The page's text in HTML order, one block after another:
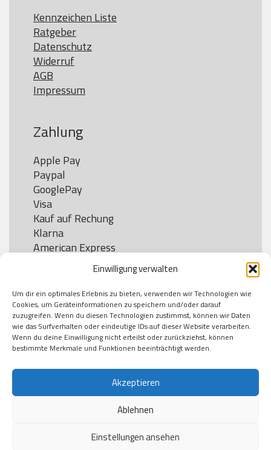
Einwilligung verwalten
Um dir ein optimales Erlebnis zu bieten, verwenden wir Technologien wie
Cookies, um Geräteinformationen zu speichern und/oder darauf
zuzugreifen. Wenn du diesen Technologien zustimmst, können wir Daten
wie das Surfverhalten oder eindeutige IDs auf dieser Website verarbeiten.
Wenn du deine Einwilligung nicht erteilst oder zurückziehst, können
bestimmte Merkmale und Funktionen beeinträchtigt werden.
Akzeptieren
Ablehnen
Einstellungen ansehen
Kennzeichen Liste
Ratgeber
Datenschutz
Widerruf
AGB
Impressum
Zahlung
Apple Pay
Paypal
GooglePay
Visa
Kauf auf Rechung
Klarna
American Express
Versand
DHL
Klimaneutral